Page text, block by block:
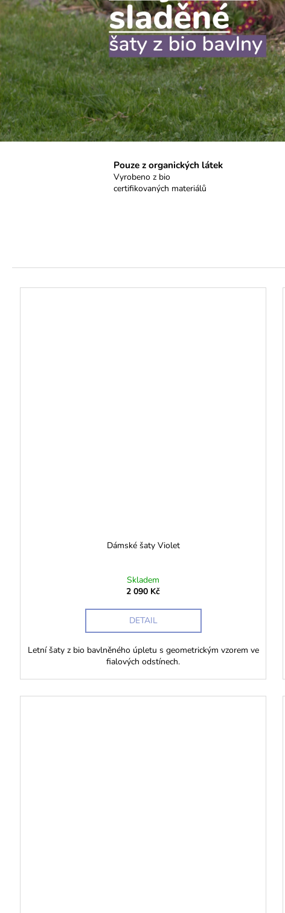
Pouze z organických látek
Vyrobeno z bio
certifikovaných materiálů
Dámské šaty Violet
Skladem
2 090 Kč
DETAIL
Letní šaty z bio bavlněného úpletu s geometrickým vzorem ve
fialových odstínech.